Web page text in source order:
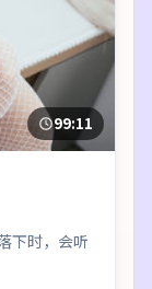
99:11
下时，会听